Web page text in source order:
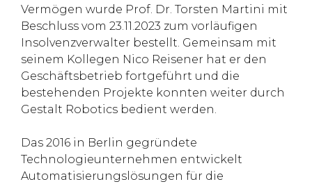
Vermögen wurde Prof. Dr. Torsten Martini mit
Beschluss vom 23.11.2023 zum vorläufigen
Insolvenzverwalter bestellt. Gemeinsam mit
seinem Kollegen Nico Reisener hat er den
Geschäftsbetrieb fortgeführt und die
bestehenden Projekte konnten weiter durch
Gestalt Robotics bedient werden.
Das 2016 in Berlin gegründete
Technologieunternehmen entwickelt
Automatisierungslösungen für die